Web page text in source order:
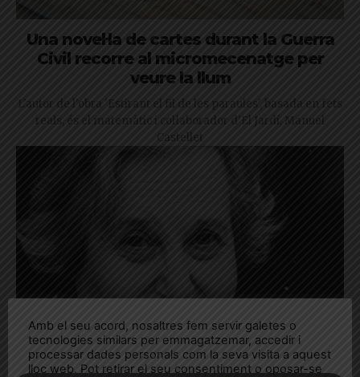
Una novel·la de cartes durant la Guerra
Civil recorre al micromecenatge per
veure la llum
L'autor de l'obra 'Estirant el fil de les paraules', basada en fets
reals, és el matemàtic i col·laborador d'El Jardí, Manuel
Castellet
Amb el seu acord, nosaltres fem servir galetes o
tecnologies similars per emmagatzemar, accedir i
processar dades personals com la seva visita a aquest
lloc web. Pot retirar el seu consentiment o oposar-se